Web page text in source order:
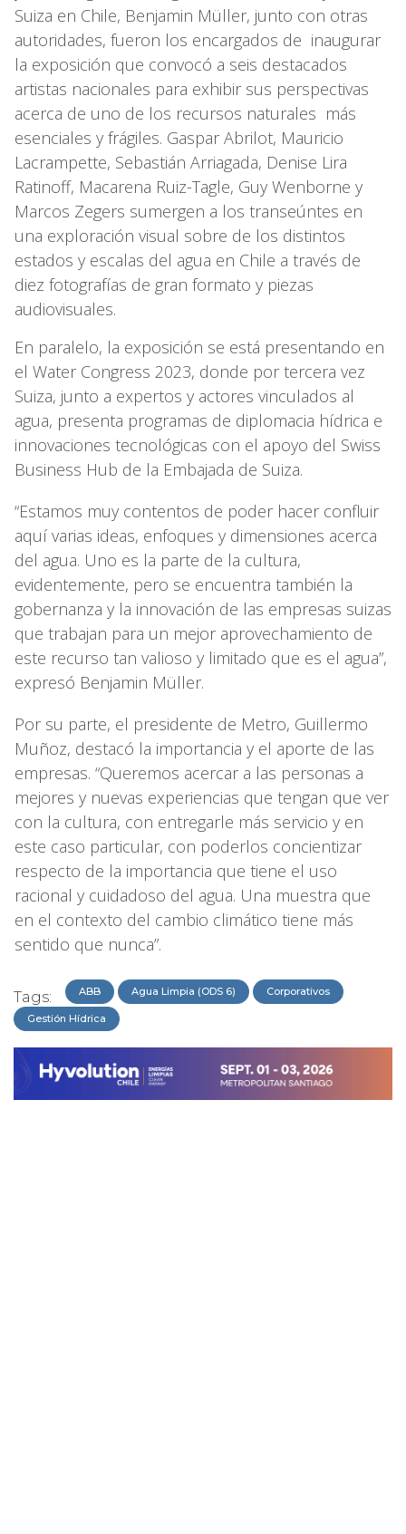
Suiza en Chile, Benjamin Müller, junto con otras
autoridades, fueron los encargados de inaugurar
la exposición que convocó a seis destacados
artistas nacionales para exhibir sus perspectivas
acerca de uno de los recursos naturales más
esenciales y frágiles. Gaspar Abrilot, Mauricio
Lacrampette, Sebastián Arriagada, Denise Lira
Ratinoff, Macarena Ruiz-Tagle, Guy Wenborne y
Marcos Zegers sumergen a los transeúntes en
una exploración visual sobre de los distintos
estados y escalas del agua en Chile a través de
diez fotografías de gran formato y piezas
audiovisuales.
En paralelo, la exposición se está presentando en
el Water Congress 2023, donde por tercera vez
Suiza, junto a expertos y actores vinculados al
agua, presenta programas de diplomacia hídrica e
innovaciones tecnológicas con el apoyo del Swiss
Business Hub de la Embajada de Suiza.
“Estamos muy contentos de poder hacer confluir
aquí varias ideas, enfoques y dimensiones acerca
del agua. Uno es la parte de la cultura,
evidentemente, pero se encuentra también la
gobernanza y la innovación de las empresas suizas
que trabajan para un mejor aprovechamiento de
este recurso tan valioso y limitado que es el agua”,
expresó Benjamin Müller.
Por su parte, el presidente de Metro, Guillermo
Muñoz, destacó la importancia y el aporte de las
empresas. “Queremos acercar a las personas a
mejores y nuevas experiencias que tengan que ver
con la cultura, con entregarle más servicio y en
este caso particular, con poderlos concientizar
respecto de la importancia que tiene el uso
racional y cuidadoso del agua. Una muestra que
en el contexto del cambio climático tiene más
sentido que nunca”.
Tags: ABB Agua Limpia (ODS 6) Corporativos
Gestión Hídrica